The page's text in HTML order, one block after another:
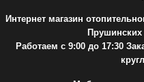
Интернет магазин
Прушинских
Работаем с 9:00 до 17:30